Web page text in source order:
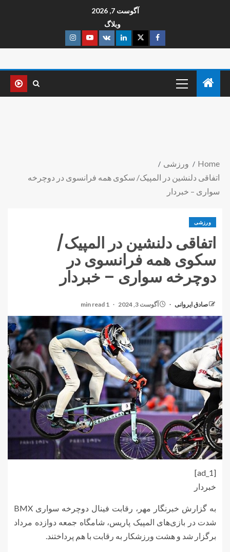
آگوست 7, 2026
وبلاگ
Home
ورزشی
اتفاقی دلنشین در المپیک/ سکوی همه فرانسوی در دوچرخه
سواری – خبردار
ورزشی
اتفاقی دلنشین در المپیک/
سکوی همه فرانسوی در
دوچرخه سواری – خبردار
صادق ایروانی آگوست 3, 2024 1 min read
[ad_1]
خبردار
به گزارش خبرنگار مهر، رقابت فینال دوچرخه سواری BMX
شدت در بازی‌های المپیک پاریس، شامگاه جمعه دوازده مرداد
برگزار شد و هشت ورزشکار به رقابت با هم پرداختند.